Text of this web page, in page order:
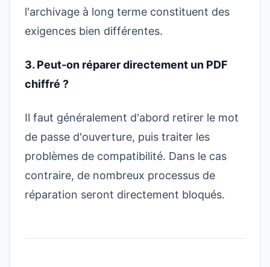
l'archivage à long terme constituent des
exigences bien différentes.
3. Peut-on réparer directement un PDF
chiffré ?
Il faut généralement d'abord retirer le mot
de passe d'ouverture, puis traiter les
problèmes de compatibilité. Dans le cas
contraire, de nombreux processus de
réparation seront directement bloqués.